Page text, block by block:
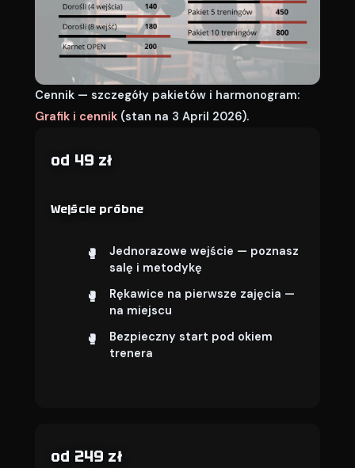
Cennik — szczegóły pakietów i harmonogram:
Grafik i cennik (stan na 3 April 2026).
od 49 zł
Wejście próbne
Jednorazowe wejście — poznasz
salę i metodykę
Rękawice na pierwsze zajęcia —
na miejscu
Bezpieczny start pod okiem
trenera
od 249 zł